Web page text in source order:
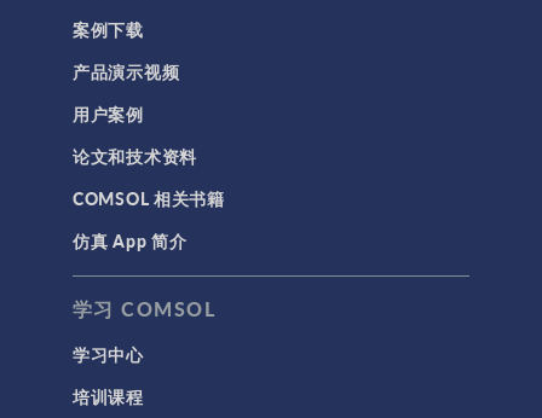
案例下载
产品演示视频
用户案例
论文和技术资料
COMSOL 相关书籍
仿真 App 简介
学习 COMSOL
学习中心
培训课程